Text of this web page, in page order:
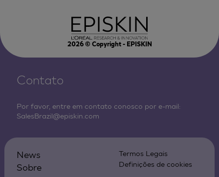
2026© Copyright - EPISKIN
Contato
Por favor, entre em contato conosco por e-mail:
SalesBrazil@episkin.com
News
Sobre
Termos Legais
Definições de cookies